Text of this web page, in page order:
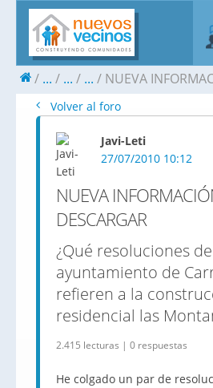
... ... ... NUEVA
Volver al foro
Javi-Leti
27/07/2010 10:12
NUEVA
DESCARGAR
¿Qué resoluciones
ayuntamiento de
refieren a la
residencial las
2.415 lecturas | 0 respuestas
He colgado un par de